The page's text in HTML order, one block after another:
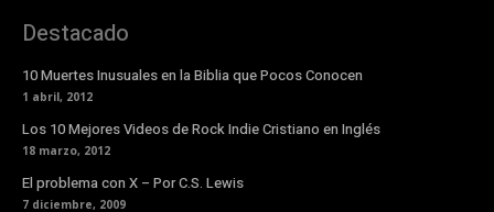
Destacado
10 Muertes Inusuales en la Biblia que Pocos Conocen
1 abril, 2012
Los 10 Mejores Videos de Rock Indie Cristiano en Inglés
18 marzo, 2012
El problema con X – Por C.S. Lewis
7 diciembre, 2009